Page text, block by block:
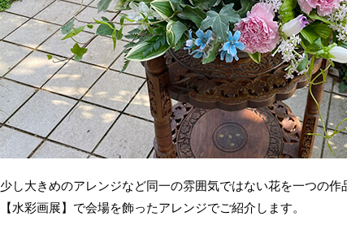
少し大きめのアレンジなど同一の雰囲気ではない花を一つの作
【水彩画展】で会場を飾ったアレンジでご紹介します。